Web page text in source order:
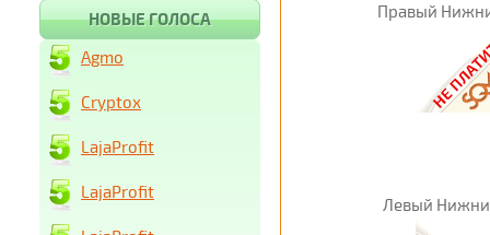
Правый
Левый
НОВЫЕ ГОЛОСА
Agmo
Cryptox
LajaProfit
LajaProfit